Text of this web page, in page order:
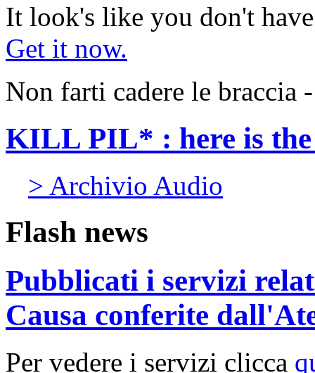
It look's like you don't
Get it now.
Non farti cadere le braccia
KILL PIL* : here is
> Archivio Audio
Flash news
Pubblicati i servizi
Causa conferite
Per vedere i servizi clicca